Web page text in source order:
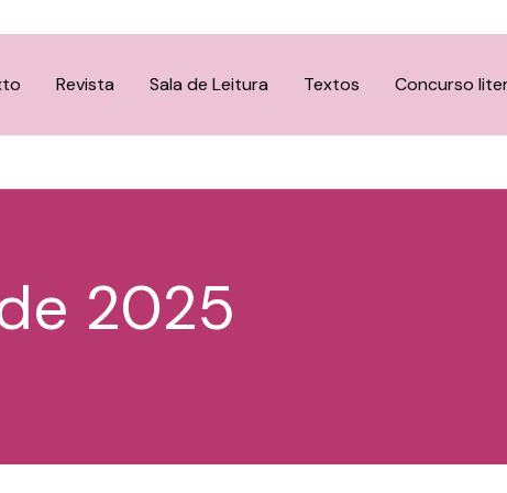
Revista Sala de Leitura Textos Concurso
2025